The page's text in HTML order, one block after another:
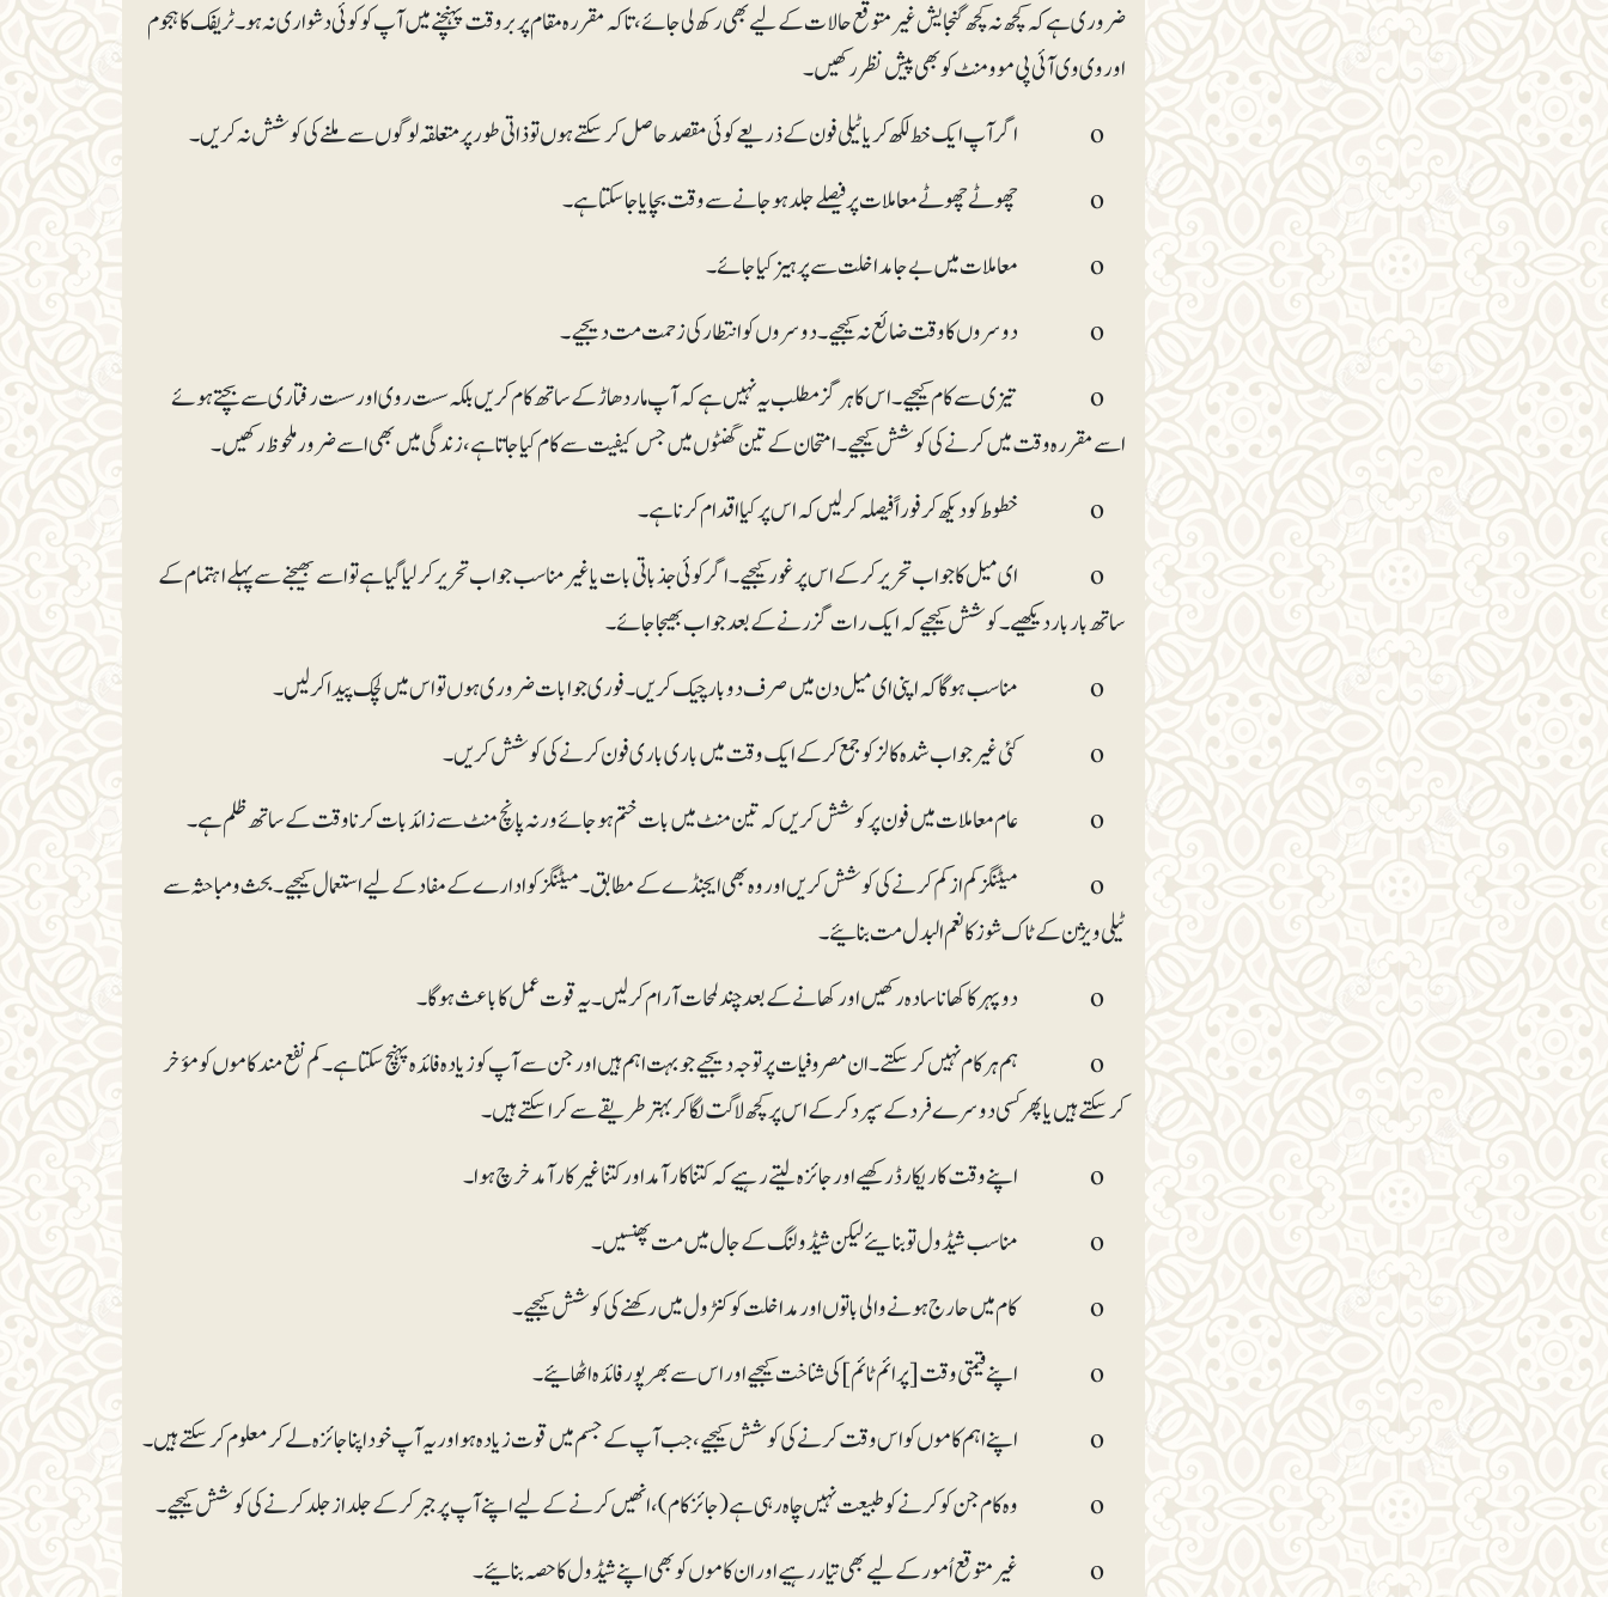
ضروری ہے کہ کچھ نہ کچھ گنجایش غیر متوقع حالات کے لیے بھی رکھ لی جائے، تاکہ مقررہ مقام پر بر وقت پہنچنے میں آپ کو کوئی دشواری نہ ہو۔ٹریفک کا ہجوم
اوروی وی آئی پی موومنٹ کو بھی پیش نظر رکھیں۔
o تیزی سے کام کیجیے۔ اس کا ہر گز مطلب یہ نہیں ہے کہ آپ مار دھاڑ کے ساتھ کام کریں بلکہ سست روی اور سست رفتاری سے بچتے ہوئے
اسے مقررہ وقت میں کرنے کی کوشش کیجیے۔ امتحان کے تین گھنٹوں میں جس کیفیت سے کام کیا جاتا ہے، زندگی میں بھی اسے ضرور ملحوظ رکھیں۔
o ای میل کا جواب تحریر کرکے اس پر غور کیجیے۔ اگر کوئی جذباتی بات یا غیر مناسب جواب تحریر کرلیا گیا ہے تو اسے بھیجنے سے پہلے اہتما م کے
ساتھ بار بار دیکھیے۔ کوشش کیجیے کہ ایک رات گزرنے کے بعد جواب بھیجا جائے۔
o میٹنگز کم از کم کرنےکی کوشش کریں اور وہ بھی ایجنڈے کے مطابق۔ میٹنگز کو ادارے کے مفاد کے لیے استعمال کیجیے۔ بحث و مباحثہ سے
ٹیلی ویژن کے ٹاک شوز کا نعم البدل مت بنائیے۔
o ہم ہر کام نہیں کرسکتے۔ ان مصروفیات پر توجہ دیجیے جو بہت اہم ہیں اور جن سے آپ کو زیادہ فائدہ پہنچ سکتا ہے۔ کم نفع مند کاموں کو مؤخر
کرسکتے ہیں یا پھر کسی دوسرے فرد کے سپرد کرکے اس پر کچھ لاگت لگاکر بہتر طریقے سے کر اسکتے ہیں۔